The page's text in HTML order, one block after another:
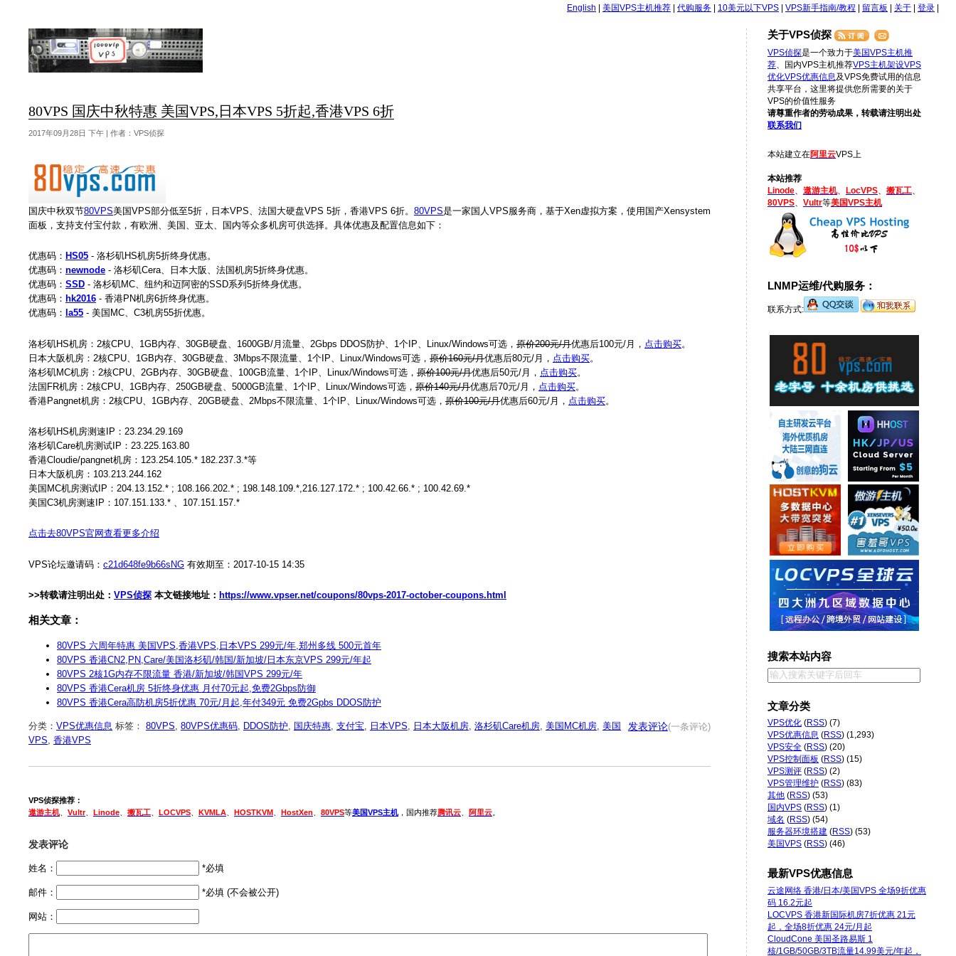
English 美国VPS主机推荐 代购服务 10美元以下VPS VPS新手指南/教程 留言板 关于 登录
80VPS 国庆中秋特惠 美国VPS,日本VPS 5折起,香港VPS 6折
2017年09月28日 下午 | 作者：VPS侦探
国庆中秋双节80VPS美国VPS部分低至5折，日本VPS、法国大硬盘VPS 5折，香港VPS 6折。 80VPS是一家国人VPS服务商，基于Xen虚拟方案，使用国产Xensystem
面板，支持支付宝付款，有欧洲、美国、亚太、国内等众多机房可供选择。具体优惠及配置信息如下：
优惠码： HS05 - 洛杉矶HS机房5折终身优惠。
优惠码： newnode - 洛杉矶Cera、日本大阪、法国机房5折终身优惠。
优惠码： SSD - 洛杉矶MC、纽约和迈阿密的SSD系列5折终身优惠。
优惠码： hk2016 - 香港PN机房6折终身优惠。
优惠码： la55 - 美国MC、C3机房55折优惠。
洛杉矶HS机房：2核CPU、1GB内存、30GB硬盘、1600GB/月流量、2Gbps DDOS防护、1个IP、Linux/Windows可选， 原价200元/月优惠后100元/月， 点击购买。
日本大阪机房：2核CPU、1GB内存、30GB硬盘、3Mbps不限流量、1个IP、Linux/Windows可选， 原价160元/月优惠后80元/月， 点击购买。
洛杉矶MC机房：2核CPU、2GB内存、30GB硬盘、100GB流量、1个IP、Linux/Windows可选， 原价100元/月优惠后50元/月， 点击购买。
法国FR机房：2核CPU、1GB内存、250GB硬盘、5000GB流量、1个IP、Linux/Windows可选， 原价140元/月优惠后70元/月， 点击购买。
香港Pangnet机房：2核CPU、1GB内存、20GB硬盘、2Mbps不限流量、1个IP、Linux/Windows可选， 原价100元/月优惠后60元/月， 点击购买。
洛杉矶HS机房测速IP：23.234.29.169
洛杉矶Care机房测试IP：23.225.163.80
香港Cloudie/pangnet机房：123.254.105.* 182.237.3.*等
日本大阪机房：103.213.244.162
美国MC机房测试IP：204.13.152.* ; 108.166.202.* ; 198.148.109.*,216.127.172.* ; 100.42.66.* ; 100.42.69.*
美国C3机房测速IP：107.151.133.* 、107.151.157.*
点击去80VPS官网查看更多介绍
VPS论坛邀请码： c21d648fe9b66sNG 有效期至：2017-10-15 14:35
>>转载请注明出处： VPS侦探 本文链接地址： https://www.vpser.net/coupons/80vps-2017-october-coupons.html
相关文章：
80VPS 六周年特惠 美国VPS,香港VPS,日本VPS 299元/年,郑州多线 500元首年
80VPS 香港CN2,PN,Care/美国洛杉矶/韩国/新加坡/日本东京VPS 299元/年起
80VPS 2核1G内存不限流量 香港/新加坡/韩国VPS 299元/年
80VPS 香港Cera机房 5折终身优惠 月付70元起,免费2Gbps防御
80VPS 香港Cera高防机房5折优惠 70元/月起,年付349元 免费2Gpbs DDOS防护
发表评论(一条评论)
分类： VPS优惠信息 标签： 80VPS 80VPS优惠码 DDOS防护 国庆特惠 支付宝 日本VPS 日本大阪机房 洛杉矶Care机房 美国MC机房 美国
VPS 香港VPS
VPS侦探推荐：
遨游主机
Vultr、 Linode 搬瓦工 LOCVPS KVMLA HOSTKVM HostXen 80VPS等美国VPS主机 ，国内推荐腾讯云 阿里云。
发表评论
姓名： *必填
邮件： *必填 (不会被公开)
网站：
关于VPS侦探
VPS侦探是一个致力于美国VPS主机推
荐 、国内VPS主机推荐VPS主机架设VPS
优化VPS优惠信息 及VPS免费试用的信息
共享平台，这里将提供您所需要的关于
VPS的价值性服务
请尊重作者的劳动成果，转载请注明出处
联系我们
本站建立在阿里云VPS上
本站推荐
Linode
遨游主机、 LocVPS 搬瓦工
80VPS
Vultr等美国VPS主机
LNMP运维/代购服务：
联系方式:
搜索本站内容
文章分类
VPS优化 (RSS) (7)
VPS优惠信息 (RSS) (1,293)
VPS安全 (RSS) (20)
VPS控制面板 (RSS) (15)
VPS测评 (RSS) (2)
VPS管理维护 (RSS) (83)
其他 (RSS) (53)
国内VPS (RSS) (1)
域名 (RSS) (54)
服务器环境搭建 (RSS) (53)
美国VPS (RSS) (46)
最新VPS优惠信息
云途网络 香港/日本/美国VPS 全场9折优惠
码 16.2元起
LOCVPS 香港新国际机房7折优惠 21元
起，全场8折优惠 24元/月起
CloudCone 美国圣路易斯 1
核/1GB/50GB/3TB流量14.99美元/年起，